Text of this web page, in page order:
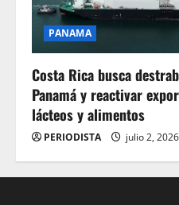
PANAMA
Costa Rica busca
Panamá y reactivar
lácteos y alimentos
PERIODISTA julio 2, 2026